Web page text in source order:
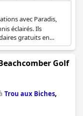
avec Paradis,
éclairés. Ils
gratuits en
pour des cours
Golf
Trou aux Biches,